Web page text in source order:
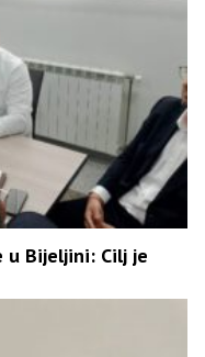
u Bijeljini: Cilj je